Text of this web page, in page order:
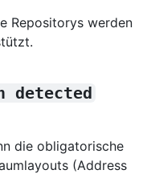
Repositorys werden
detected
die obligatorische
(Address